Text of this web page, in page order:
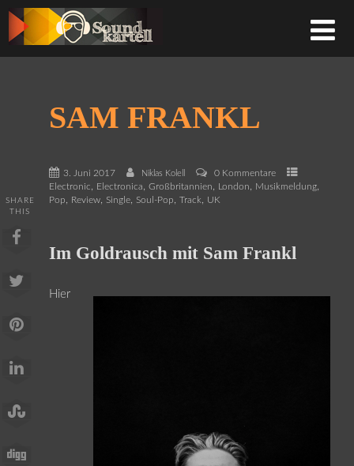
SAM FRANKL
3. Juni 2017 Niklas Kolell
0 Kommentare
Electronic, Electronica, Großbritannien, London, Musikmeldung,
Pop, Review, Single, Soul-Pop, Track, UK
SHARE
THIS
Im Goldrausch mit Sam Frankl
Hier